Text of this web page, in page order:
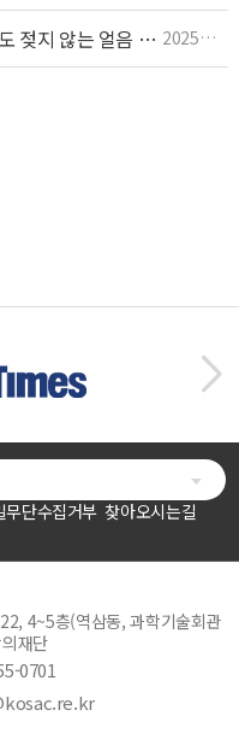
[과학향기 Story] 녹아도 젖지 않는 얼음 젤리, 아이스팩 대신 쓸까? 2025.11.10
무단수집거부 찾아오시는길
4~5층(역삼동, 과학기술회관
재단
0701